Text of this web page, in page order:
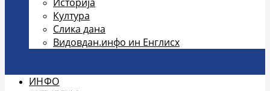
Култура
Слика дана
Видовдан.инфо ин Енглисх
ИНФО